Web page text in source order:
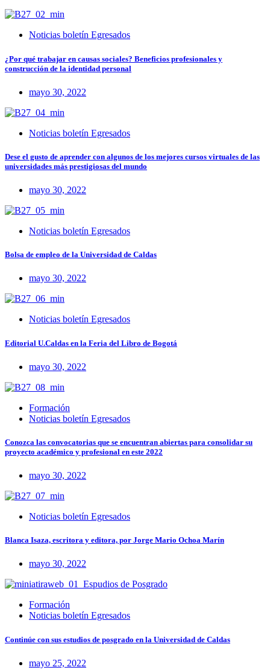
Noticias boletín Egresados
¿Por qué trabajar en causas sociales? Beneficios profesionales y
construcción de la identidad personal
mayo 30, 2022
Noticias boletín Egresados
Dese el gusto de aprender con algunos de los mejores cursos virtuales de las
universidades más prestigiosas del mundo
mayo 30, 2022
Noticias boletín Egresados
Bolsa de empleo de la Universidad de Caldas
mayo 30, 2022
Noticias boletín Egresados
Editorial U.Caldas en la Feria del Libro de Bogotá
mayo 30, 2022
Formación
Noticias boletín Egresados
Conozca las convocatorias que se encuentran abiertas para consolidar su
proyecto académico y profesional en este 2022
mayo 30, 2022
Noticias boletín Egresados
Blanca Isaza, escritora y editora, por Jorge Mario Ochoa Marín
mayo 30, 2022
Formación
Noticias boletín Egresados
Continúe con sus estudios de posgrado en la Universidad de Caldas
mayo 25, 2022